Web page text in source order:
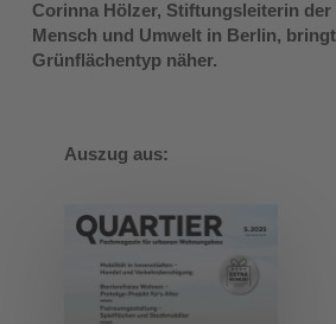
Corinna Hölzer, Stiftungsleiterin
Mensch und Umwelt in Berlin,
Grünflächentyp näher.
Auszug aus: